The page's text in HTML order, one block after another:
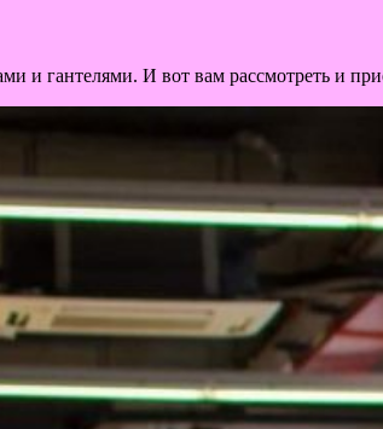
и гантелями. И вот вам рассмотреть и